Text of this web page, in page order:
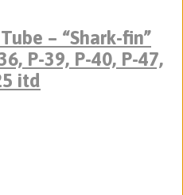
– “Shark-fin”
P-39, P-40, P-47,
itd